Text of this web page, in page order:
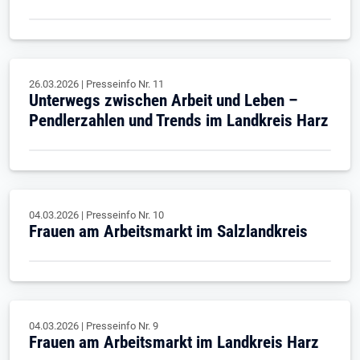
26.03.2026 | Presseinfo Nr. 11
Unterwegs zwischen Arbeit und Leben –
Pendlerzahlen und Trends im Landkreis Harz
04.03.2026 | Presseinfo Nr. 10
Frauen am Arbeitsmarkt im Salzlandkreis
04.03.2026 | Presseinfo Nr. 9
Frauen am Arbeitsmarkt im Landkreis Harz